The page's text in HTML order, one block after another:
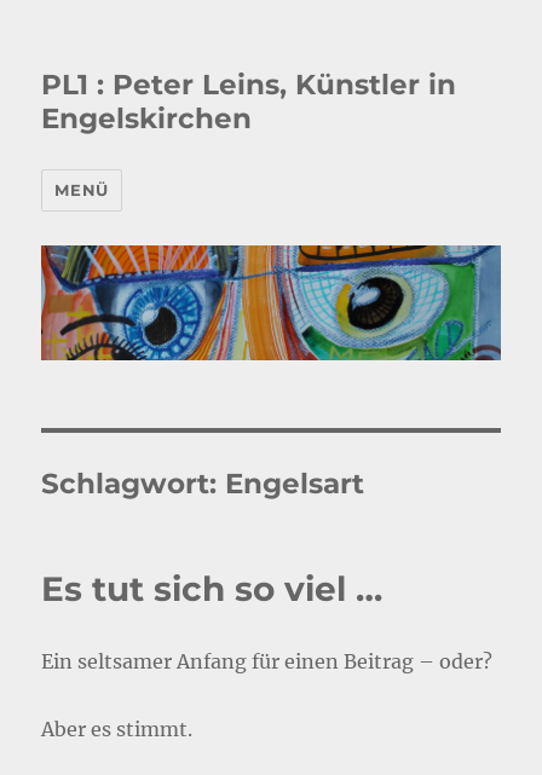
PL1 : Peter Leins, Künstler in
Engelskirchen
MENÜ
Schlagwort: Engelsart
Es tut sich so viel …
Ein seltsamer Anfang für einen Beitrag – oder?
Aber es stimmt.